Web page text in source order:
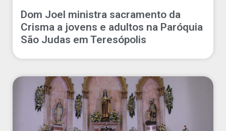
Dom Joel ministra sacramento da
Crisma a jovens e adultos na Paróquia
São Judas em Teresópolis